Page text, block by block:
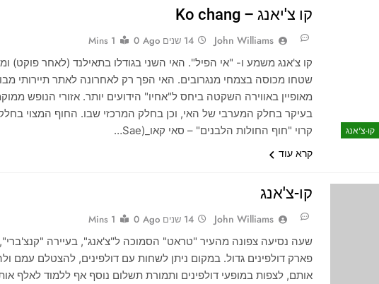
קו-צ'אנג
קו צ'יאנג – Ko chang
John Williams 14 שנים Ago 0
1 Mins
קו צ'אנג משמע ו- "אי הפיל". האי השני בגודלו בתאילנד (לאחר פוקט)
שטחו מכוסה בצמחי מנגרובים. האי הפך רק לאחרונה לאתר תיירותי
מאופיין באווירה השקטה ביחס ל"אחיו" הידועים יותר. אזורי הנופש
בעיקר בחלק המערבי של האי, וכן בחלק המרכזי שבו. החוף המצוי
קרוי "חוף החולות הלבנים" – סאי קאו_(Sae…
קרא עוד
קו-צ'אנג
John Williams 14 שנים Ago 0
1 Mins
שעה נסיעה צפונה מהעיר "טראט" הסמוכה ל"צ'אנג", בעיירה "קנצ'ברי",
פארק דולפינים גדול. במקום ניתן לשחות עם דולפינים, להצטלם עמם
אותם, לצפות במופעי דולפינים ותמורת תשלום נוסף אף ללמוד לאלף